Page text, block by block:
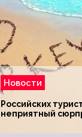
Новости
Российских
неприятный